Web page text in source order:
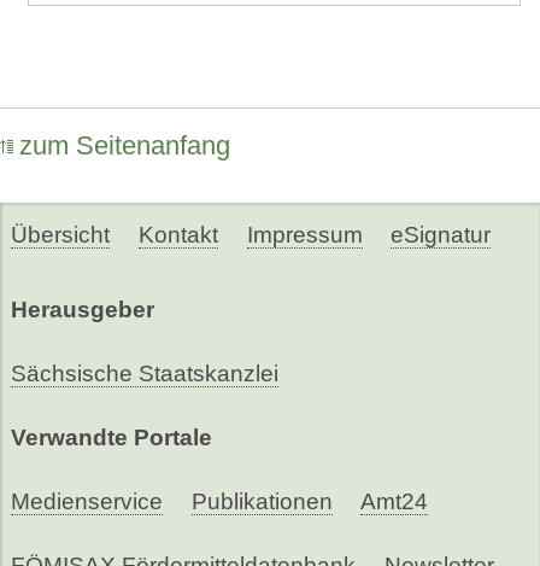
zum Seitenanfang
Übersicht Kontakt Impressum eSignatur
Herausgeber
Sächsische Staatskanzlei
Verwandte Portale
Medienservice Publikationen Amt24